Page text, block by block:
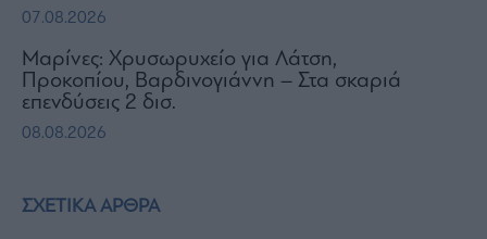
ΣΧΕΤΙΚΑ ΑΡΘΡΑ
07.08.2026
Μαρίνες: Χρυσωρυχείο για Λάτση,
Προκοπίου, Βαρδινογιάννη – Στα σκαριά
επενδύσεις 2 δισ.
08.08.2026